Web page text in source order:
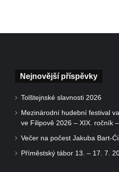
Nejnovější příspěvky
Tolštejnské slavnosti 2026
Mezinárodní hudební festival
ve Filipově 2026 – XIX. ročník
Večer na počest Jakuba Bart-
Příměstský tábor 13. – 17. 7.